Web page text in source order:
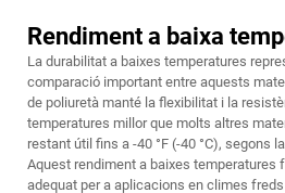
Rendiment a baixa
La durabilitat a baixes temperatures
comparació important entre aquests
de poliuretà manté la flexibilitat i la
temperatures millor que molts altres
restant útil fins a -40 °F (-40 °C), segons
Aquest rendiment a baixes temperatures
adequat per a aplicacions en climes